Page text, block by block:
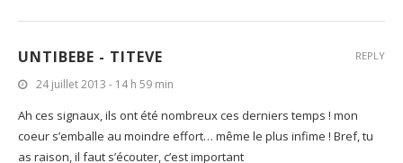
UNTIBEBE - TITEVE
24 juillet 2013 - 14 h 59 min
Ah ces signaux, ils ont été nombreux ces derniers temps ! mon
coeur s’emballe au moindre effort… même le plus infime ! Bref, tu
as raison, il faut s’écouter, c’est important
REPLY